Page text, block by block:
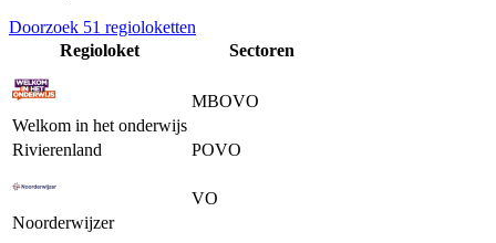
Doorzoek 51 regioloketten
Regioloket
Sectoren
Welkom in het onderwijs
MBOVO
Rivierenland POVO
Noorderwijzer
VO